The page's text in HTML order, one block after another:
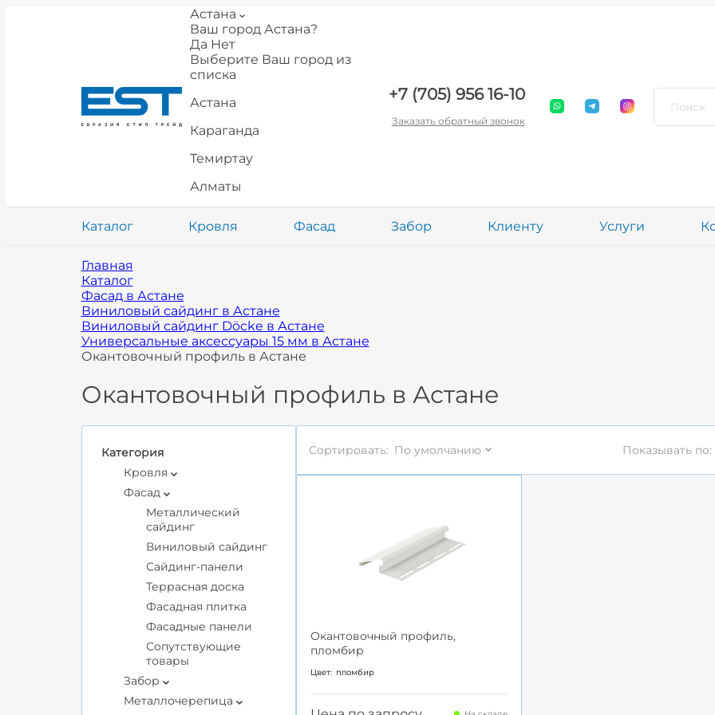
Астана
Ваш город Астана?
Да Нет
Выберите Ваш город из
списка
Астана
Караганда
Темиртау
Алматы
+7 (705) 956 16-10
Заказать обратный звонок
Каталог Кровля Фасад Забор Клиенту Услуги
Главная
Каталог
Фасад в Астане
Виниловый сайдинг в Астане
Виниловый сайдинг Döcke в Астане
Универсальные аксессуары 15 мм в Астане
Окантовочный профиль в Астане
Окантовочный профиль в Астане
Категория
Кровля
Фасад
Металлический
сайдинг
Виниловый сайдинг
Сайдинг-панели
Террасная доска
Фасадная плитка
Фасадные панели
Сопутствующие
товары
Забор
Металлочерепица
Сортировать: По умолчанию Показывать по:
Окантовочный профиль,
пломбир
Цвет: пломбир